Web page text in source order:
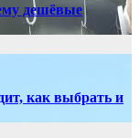
дешёвые
как выбрать и